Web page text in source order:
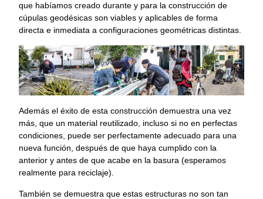
que habíamos creado durante y para la construcción de
cúpulas geodésicas son viables y aplicables de forma
directa e inmediata a configuraciones geométricas distintas.
Además el éxito de esta construcción demuestra una vez
más, que un material reutilizado, incluso si no en perfectas
condiciones, puede ser perfectamente adecuado para una
nueva función, después de que haya cumplido con la
anterior y antes de que acabe en la basura (esperamos
realmente para reciclaje).
También se demuestra que estas estructuras no son tan